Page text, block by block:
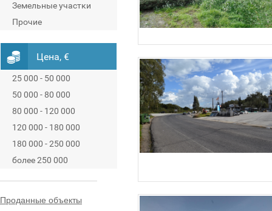
Земельные участки
Прочие
Цена, €
25 000 - 50 000
50 000 - 80 000
80 000 - 120 000
120 000 - 180 000
180 000 - 250 000
более 250 000
Проданные объекты